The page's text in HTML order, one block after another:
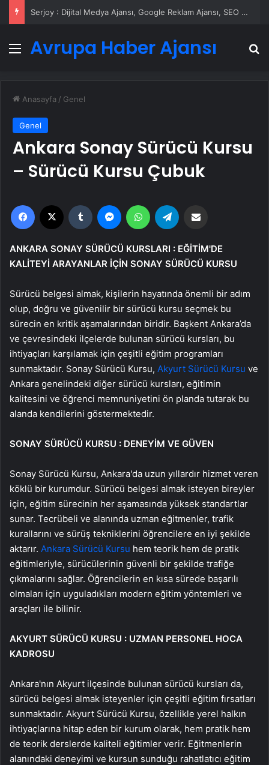
Serjoy : Dijital Medya Ajansı, Google Reklam Ajansı, SEO Ajansı ve Web Tasarım Ajansı
Menü
Avrupa Haber Ajansı
Anasayfa / Genel
Genel
Ankara Sonay Sürücü Kursu
– Sürücü Kursu Çubuk
Facebook Tumblr MessengerWhatsApp
ANKARA SONAY SÜRÜCÜ KURSLARI : EĞİTİM'DE
KALİTEYİ ARAYANLAR İÇİN SONAY SÜRÜCÜ KURSU
Sürücü belgesi almak, kişilerin hayatında önemli bir adım
olup, doğru ve güvenilir bir sürücü kursu seçmek bu
sürecin en kritik aşamalarından biridir. Başkent Ankara’da
ve çevresindeki ilçelerde bulunan sürücü kursları, bu
ihtiyaçları karşılamak için çeşitli eğitim programları
sunmaktadır. Sonay Sürücü Kursu, Akyurt Sürücü Kursu ve
Ankara genelindeki diğer sürücü kursları, eğitimin
kalitesini ve öğrenci memnuniyetini ön planda tutarak bu
alanda kendilerini göstermektedir.
SONAY SÜRÜCÜ KURSU : DENEYİM VE GÜVEN
Sonay Sürücü Kursu, Ankara'da uzun yıllardır hizmet veren
köklü bir kurumdur. Sürücü belgesi almak isteyen bireyler
için, eğitim sürecinin her aşamasında yüksek standartlar
sunar. Tecrübeli ve alanında uzman eğitmenler, trafik
kurallarını ve sürüş tekniklerini öğrencilere en iyi şekilde
aktarır. Ankara Sürücü Kursu hem teorik hem de pratik
eğitimleriyle, sürücülerinin güvenli bir şekilde trafiğe
çıkmalarını sağlar. Öğrencilerin en kısa sürede başarılı
olmaları için uyguladıkları modern eğitim yöntemleri ve
araçları ile bilinir.
AKYURT SÜRÜCÜ KURSU : UZMAN PERSONEL HOCA
KADROSU
Ankara'nın Akyurt ilçesinde bulunan sürücü kursları da,
sürücü belgesi almak isteyenler için çeşitli eğitim fırsatları
sunmaktadır. Akyurt Sürücü Kursu, özellikle yerel halkın
ihtiyaçlarına hitap eden bir kurum olarak, hem pratik hem
de teorik derslerde kaliteli eğitimler verir. Eğitmenlerin
alanındaki deneyimi ve kursun sunduğu rahatlatıcı eğitim